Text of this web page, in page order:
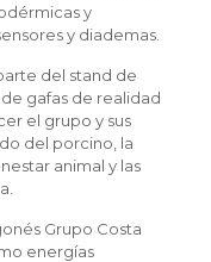
y
y diademas.
del stand de
gafas de realidad
el grupo y sus
del porcino, la
animal y las
Grupo Costa
energías